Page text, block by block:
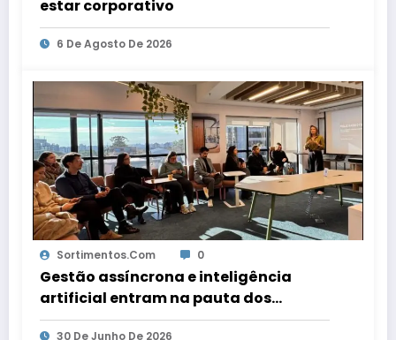
estar corporativo
6 De Agosto De 2026
Sortimentos.com 0
Gestão assíncrona e inteligência
artificial entram na pauta dos
escritórios de arquitetura gaúchos
30 De Junho De 2026